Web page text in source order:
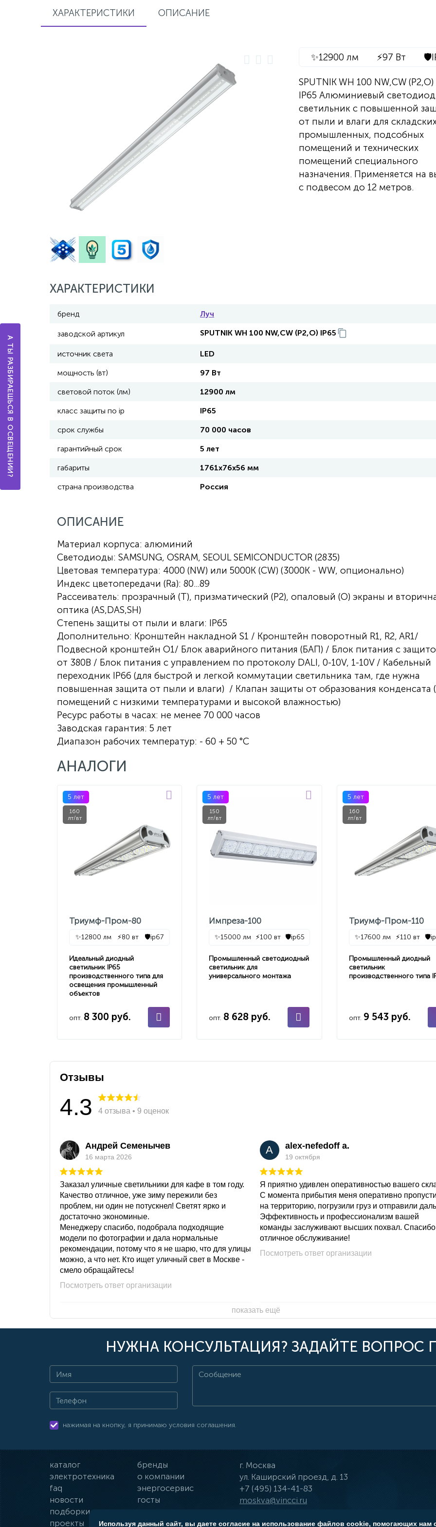
ХАРАКТЕРИСТИКИ ОПИСАНИЕ
✨12900 лм ⚡97 Вт 🛡️
SPUTNIK WH 100 NW,CW (P2,O)
IP65 Алюминиевый
светильник с повышенной
от пыли и влаги для
промышленных, подсобных
помещений и технических
помещений специального
назначения. Применяется на
с подвесом до 12 метров.
ХАРАКТЕРИСТИКИ
бренд Луч
заводской артикул SPUTNIK WH 100 NW,CW (P2,O) IP65
источник света LED
мощность (вт) 97 Вт
световой поток (лм) 12900 лм
класс защиты по ip IP65
срок службы 70 000 часов
гарантийный срок 5 лет
габариты 1761х76х56 мм
страна производства Россия
ОПИСАНИЕ
Материал корпуса: алюминий
Светодиоды: SAMSUNG, OSRAM, SEOUL SEMICONDUCTOR (2835)
Цветовая температура: 4000 (NW) или 5000К (CW) (3000К - WW, опционально)
Индекс цветопередачи (Ra): 80...89
Рассеиватель: прозрачный (T), призматический (P2), опаловый (O) экраны и
оптика (AS,DAS,SH)
Степень защиты от пыли и влаги: IP65
Дополнительно: Кронштейн накладной S1 / Кронштейн поворотный R1, R2, AR1/
Подвесной кронштейн О1/ Блок аварийного питания (БАП) / Блок питания с
от 380В / Блок питания с управлением по протоколу DALI, 0-10V, 1-10V / Кабельный
переходник IP66 (для быстрой и легкой коммутации светильника там, где нужна
повышенная защита от пыли и влаги) / Клапан защиты от образования конденсата
помещений с низкими температурами и высокой влажностью)
Ресурс работы в часах: не менее 70 000 часов
Заводская гарантия: 5 лет
Диапазон рабочих температур: - 60 + 50 °С
АНАЛОГИ
5 лет
160
лт/вт
Триумф-Пром-80
✨12800 лм ⚡80 вт 🛡️ip67
Идеальный диодный
светильник IP65
производственного типа для
освещения промышленный
объектов
опт. 8 300 руб.
5 лет
150
лт/вт
Импреза-100
✨15000 лм ⚡100 вт 🛡️ip65
Промышленный светодиодный
светильник для
универсального монтажа
опт. 8 628 руб.
5 лет
160
лт/вт
Триумф-Пром-110
✨17600 лм ⚡110 вт 🛡️
Промышленный диодный
светильник
производственного типа
опт. 9 543 руб.
Отзывы
4.3 4 отзыва • 9 оценок
Андрей Семенычев
16 марта 2026
Заказал уличные светильники для кафе в том году.
Качество отличное, уже зиму пережили без
проблем, ни один не потускнел! Светят ярко и
достаточно экономиные.
Менеджеру спасибо, подобрала подходящие
модели по фотографии и дала нормальные
рекомендации, потому что я не шарю, что для улицы
можно, а что нет. Кто ищет уличный свет в Москве -
смело обращайтесь!
Посмотреть ответ организации
A alex-nefedoff a.
19 октября
Я приятно удивлен оперативностью вашего
С момента прибытия меня оперативно
на территорию, погрузили груз и отправили
Эффективность и профессионализм вашей
команды заслуживают высших похвал. Спасибо
отличное обслуживание!
Посмотреть ответ организации
показать ещё
НУЖНА КОНСУЛЬТАЦИЯ? ЗАДАЙТЕ ВОПРОС
нажимая на кнопку, я принимаю условия соглашения.
каталог
бренды
электротехника
о компании
faq
энергосервис
новости
госты
подборки
оплата и доставка
проекты
гарантии
г. Москва
ул. Каширский проезд, д. 13
+7 (495) 134-41-83
moskva@vincci.ru
А ТЫ РАЗБИРАЕШЬСЯ В ОСВЕЩЕНИИ?
Используя данный сайт, вы даете согласие на использование файлов cookie, помогающих нам